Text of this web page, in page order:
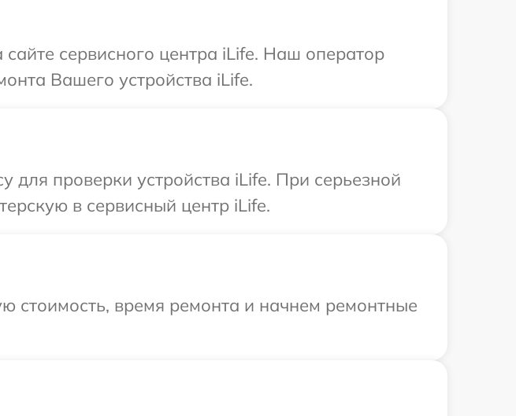
сервисного центра iLife. Наш оператор
Вашего устройства iLife.
для проверки устройства iLife. При серьезной
в сервисный центр iLife.
стоимость, время ремонта и начнем ремонтные